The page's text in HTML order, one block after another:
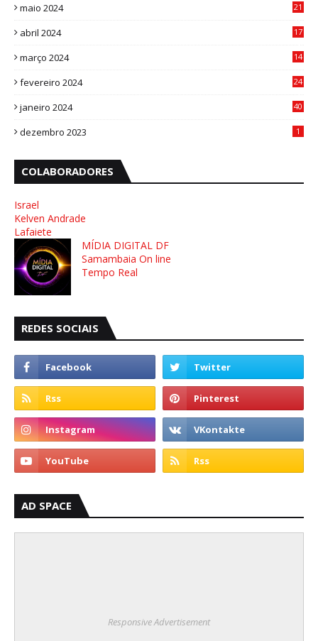
maio 2024
21
abril 2024
17
março 2024
14
fevereiro 2024
24
janeiro 2024
40
dezembro 2023 1
COLABORADORES
Israel
Kelven Andrade
Lafaiete
MÍDIA DIGITAL DF
Samambaia On line
Tempo Real
REDES SOCIAIS
AD SPACE
Responsive Advertisement